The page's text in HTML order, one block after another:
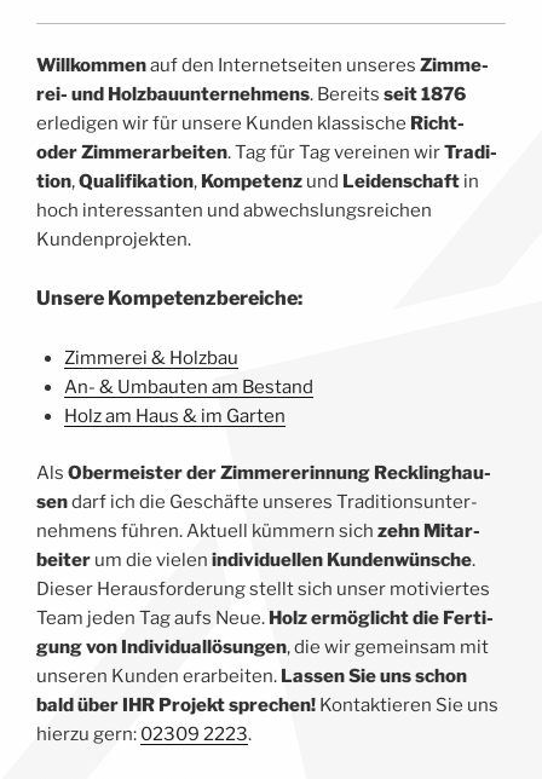
Will­kom­menauf den Inter­net­sei­ten unse­res Zim­me­
rei- und Holz­bau­un­ter­neh­mens. Bereits seit 1876
erle­di­gen wir für unse­re Kun­den klas­si­sche Richt-
oder Zim­mer­ar­bei­ten. Tag für Tag ver­ei­nen wirTra­di­
ti­on,Qua­li­fi­ka­ti­on, Kom­pe­tenz und Lei­den­schaft in
hoch inter­es­san­ten und abwechs­lungs­rei­chen
Kundenprojekten.
Unse­re Kompetenzbereiche:
Zim­me­rei & Holzbau
An- & Umbau­ten am Bestand
Holz am Haus & im Garten
Als Ober­meis­ter der Zim­me­re­rin­nung Reck­ling­hau­
sendarf ich die Geschäf­te unse­res Tra­di­ti­ons­un­ter­
neh­mens füh­ren. Aktu­ell küm­mern sich zehn Mit­ar­
bei­ter um die vie­len indi­vi­du­el­len Kun­den­wün­sche.
Die­ser Her­aus­for­de­rung stellt sich unser moti­vier­tes
Team jeden Tag aufs Neue. Holz ermög­licht die Fer­ti­
gung von Indi­vi­du­al­lö­sun­gen, die wir gemein­sam mit
unse­ren Kun­den erar­bei­ten. Las­sen Sie uns schon
bald über IHR Pro­jekt spre­chen! Kon­tak­tie­ren Sie uns
hier­zu gern: 02309 2223.